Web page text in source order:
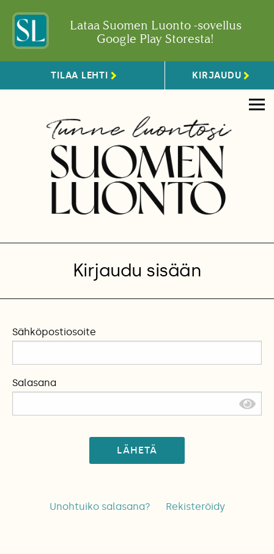
Lataa Suomen Luonto -sovellus
Google Play Storesta!
TILAA LEHTI KIRJAUDU
Kirjaudu sisään
Sähköpostiosoite
Salasana
LÄHETÄ
Unohtuiko salasana? Rekisteröidy